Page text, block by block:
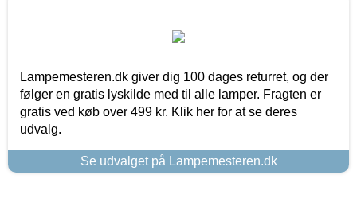
Lampemesteren.dk giver dig 100 dages returret, og der
følger en gratis lyskilde med til alle lamper. Fragten er
gratis ved køb over 499 kr. Klik her for at se deres
udvalg.
Se udvalget på Lampemesteren.dk